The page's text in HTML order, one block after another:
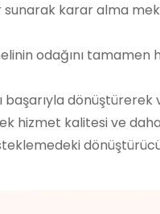
karar alma
odağını tamamen
başarıyla
hizmet kalitesi ve